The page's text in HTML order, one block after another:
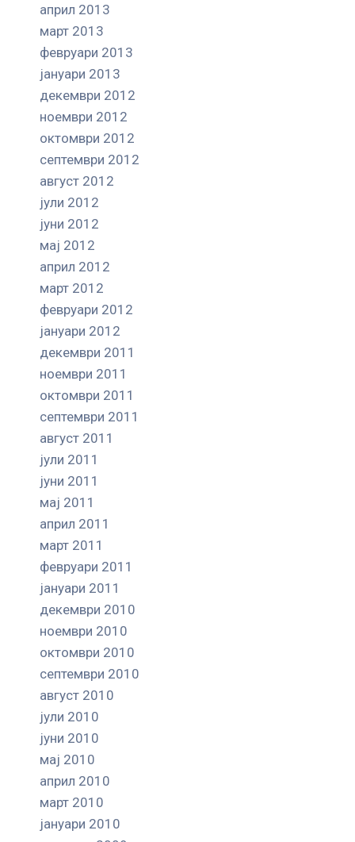
април 2013
март 2013
февруари 2013
јануари 2013
декември 2012
ноември 2012
октомври 2012
септември 2012
август 2012
јули 2012
јуни 2012
мај 2012
април 2012
март 2012
февруари 2012
јануари 2012
декември 2011
ноември 2011
октомври 2011
септември 2011
август 2011
јули 2011
јуни 2011
мај 2011
април 2011
март 2011
февруари 2011
јануари 2011
декември 2010
ноември 2010
октомври 2010
септември 2010
август 2010
јули 2010
јуни 2010
мај 2010
април 2010
март 2010
јануари 2010